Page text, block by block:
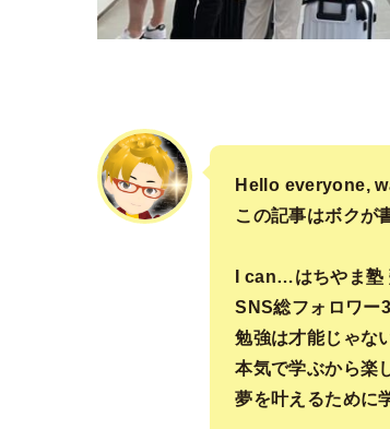
Hello everyone,
この記事はボクが
I can…はちやま
SNS総フォロワー
勉強は才能じゃな
本気で学ぶから楽
夢を叶えるために